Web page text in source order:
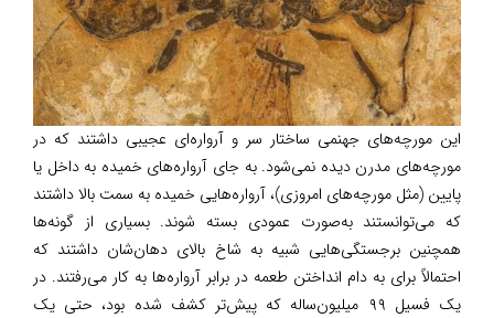
این مورچه‌های جهنمی ساختار سر و آرواره‌ای عجیبی داشتند که در
مورچه‌های مدرن دیده نمی‌شود. به جای آرواره‌های خمیده به داخل یا
پایین (مثل مورچه‌های امروزی)، آرواره‌هایی خمیده به سمت بالا داشتند
که می‌توانستند به‌صورت عمودی بسته شوند. بسیاری از گونه‌ها
همچنین برجستگی‌هایی شبیه به شاخ بالای دهان‌شان داشتند که
احتمالاً برای به دام انداختن طعمه در برابر آرواره‌ها به کار می‌رفتند. در
یک فسیل ۹۹ میلیون‌ساله که پیش‌تر کشف شده بود، حتی یک